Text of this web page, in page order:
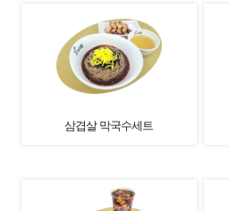
삼겹살 막국수세트